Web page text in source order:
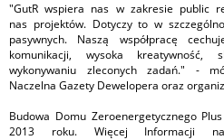
"GutR wspiera nas w zakresie public
nas projektów. Dotyczy to w
pasywnych. Naszą współpracę
komunikacji, wysoka
wykonywaniu zleconych zadań." -
Naczelna Gazety Dewelopera oraz
Budowa Domu Zeroenergetycznego
2013 roku. Więcej Informacji